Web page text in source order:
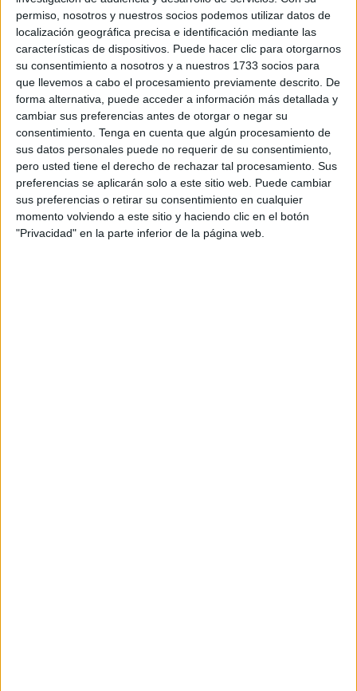
permiso, nosotros y nuestros socios podemos utilizar datos de
localización geográfica precisa e identificación mediante las
características de dispositivos. Puede hacer clic para otorgarnos
su consentimiento a nosotros y a nuestros 1733 socios para
que llevemos a cabo el procesamiento previamente descrito. De
forma alternativa, puede acceder a información más detallada y
cambiar sus preferencias antes de otorgar o negar su
consentimiento. Tenga en cuenta que algún procesamiento de
sus datos personales puede no requerir de su consentimiento,
pero usted tiene el derecho de rechazar tal procesamiento. Sus
preferencias se aplicarán solo a este sitio web. Puede cambiar
sus preferencias o retirar su consentimiento en cualquier
momento volviendo a este sitio y haciendo clic en el botón
"Privacidad" en la parte inferior de la página web.
3. Desarrollo del lenguaje
4. Promoción de la atención y la concentración
5. Desarrollo de habilidades sociales y emocionales